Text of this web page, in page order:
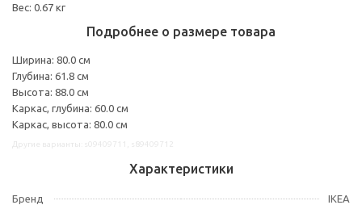
Вес: 0.67 кг
Подробнее о размере товара
Ширина: 80.0 см
Глубина: 61.8 см
Высота: 88.0 см
Каркас, глубина: 60.0 см
Каркас, высота: 80.0 см
Характеристики
Бренд IKEA